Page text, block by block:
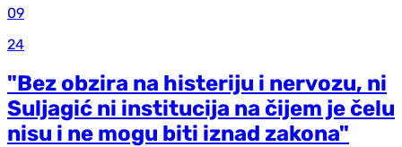
09
24
"Bez obzira na histeriju i nervozu, ni
Suljagić ni institucija na čijem je čelu
nisu i ne mogu biti iznad zakona"